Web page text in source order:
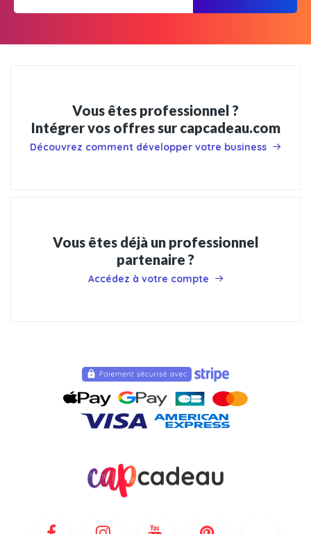
Vous êtes professionnel ?
Intégrer vos offres sur capcadeau.com
Découvrez comment développer votre business
Vous êtes déjà un professionnel
partenaire ?
Accédez à votre compte